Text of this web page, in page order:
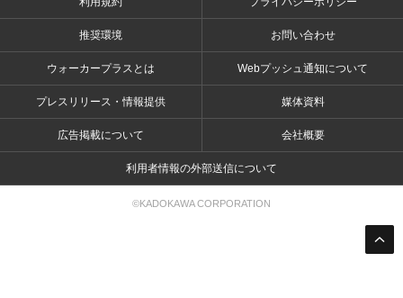
推奨環境 お問い合わせ
ウォーカープラスとは Webプッシュ通知について
プレスリリース・情報提供 媒体資料
広告掲載について 会社概要
利用者情報の外部送信について
©KADOKAWA CORPORATION